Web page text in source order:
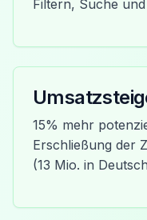
Filtern, Suche
15% mehr
Erschließung der
(13 Mio. in